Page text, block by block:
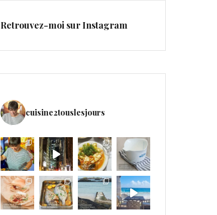
Retrouvez-moi sur Instagram
cuisine2touslesjours